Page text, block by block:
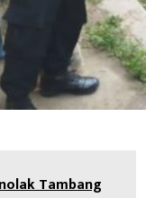
Tambang